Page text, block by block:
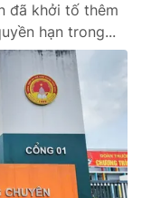
đã khởi tố thêm
hạn trong...